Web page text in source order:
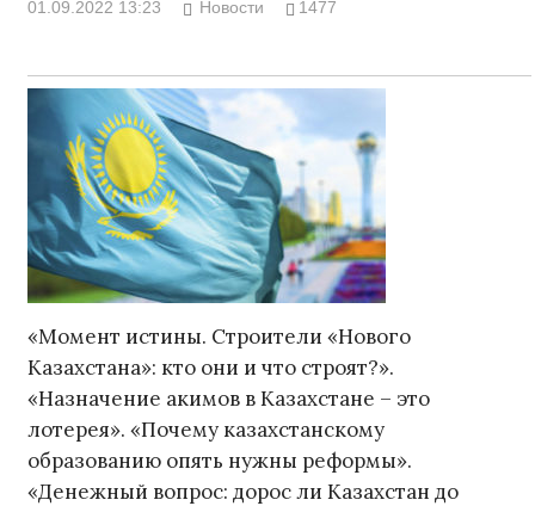
01.09.2022 13:23 Новости 1477
«Момент истины. Строители «Нового
Казахстана»: кто они и что строят?».
«Назначение акимов в Казахстане – это
лотерея». «Почему казахстанскому
образованию опять нужны реформы».
«Денежный вопрос: дорос ли Казахстан до